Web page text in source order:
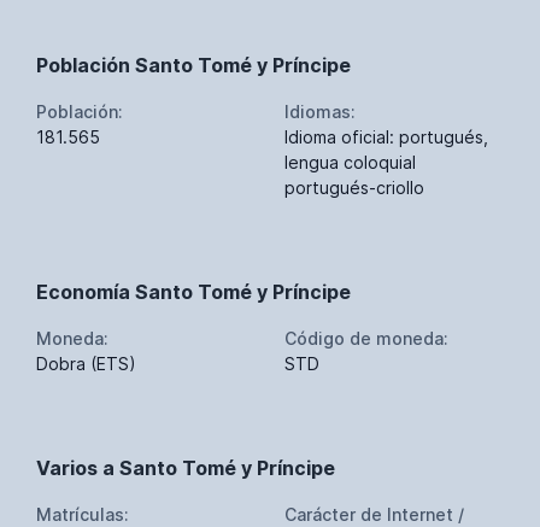
Población Santo Tomé y Príncipe
Población:
181.565
Idiomas:
Idioma oficial: portugués,
lengua coloquial
portugués-criollo
Economía Santo Tomé y Príncipe
Moneda:
Dobra (ETS)
Código de moneda:
STD
Varios a Santo Tomé y Príncipe
Matrículas:
Carácter de Internet /